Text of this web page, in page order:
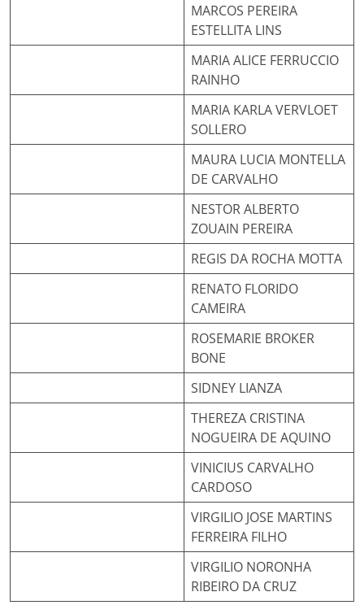
MARCOS PEREIRA
ESTELLITA LINS
MARIA ALICE FERRUCCIO
RAINHO
MARIA KARLA VERVLOET
SOLLERO
MAURA LUCIA MONTELLA
DE CARVALHO
NESTOR ALBERTO
ZOUAIN PEREIRA
REGIS DA ROCHA MOTTA
RENATO FLORIDO
CAMEIRA
ROSEMARIE BROKER
BONE
SIDNEY LIANZA
THEREZA CRISTINA
NOGUEIRA DE AQUINO
VINICIUS CARVALHO
CARDOSO
VIRGILIO JOSE MARTINS
FERREIRA FILHO
VIRGILIO NORONHA
RIBEIRO DA CRUZ